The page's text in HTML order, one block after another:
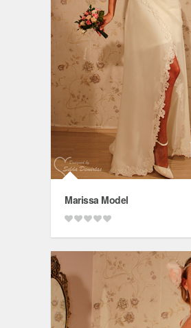
Marissa Model